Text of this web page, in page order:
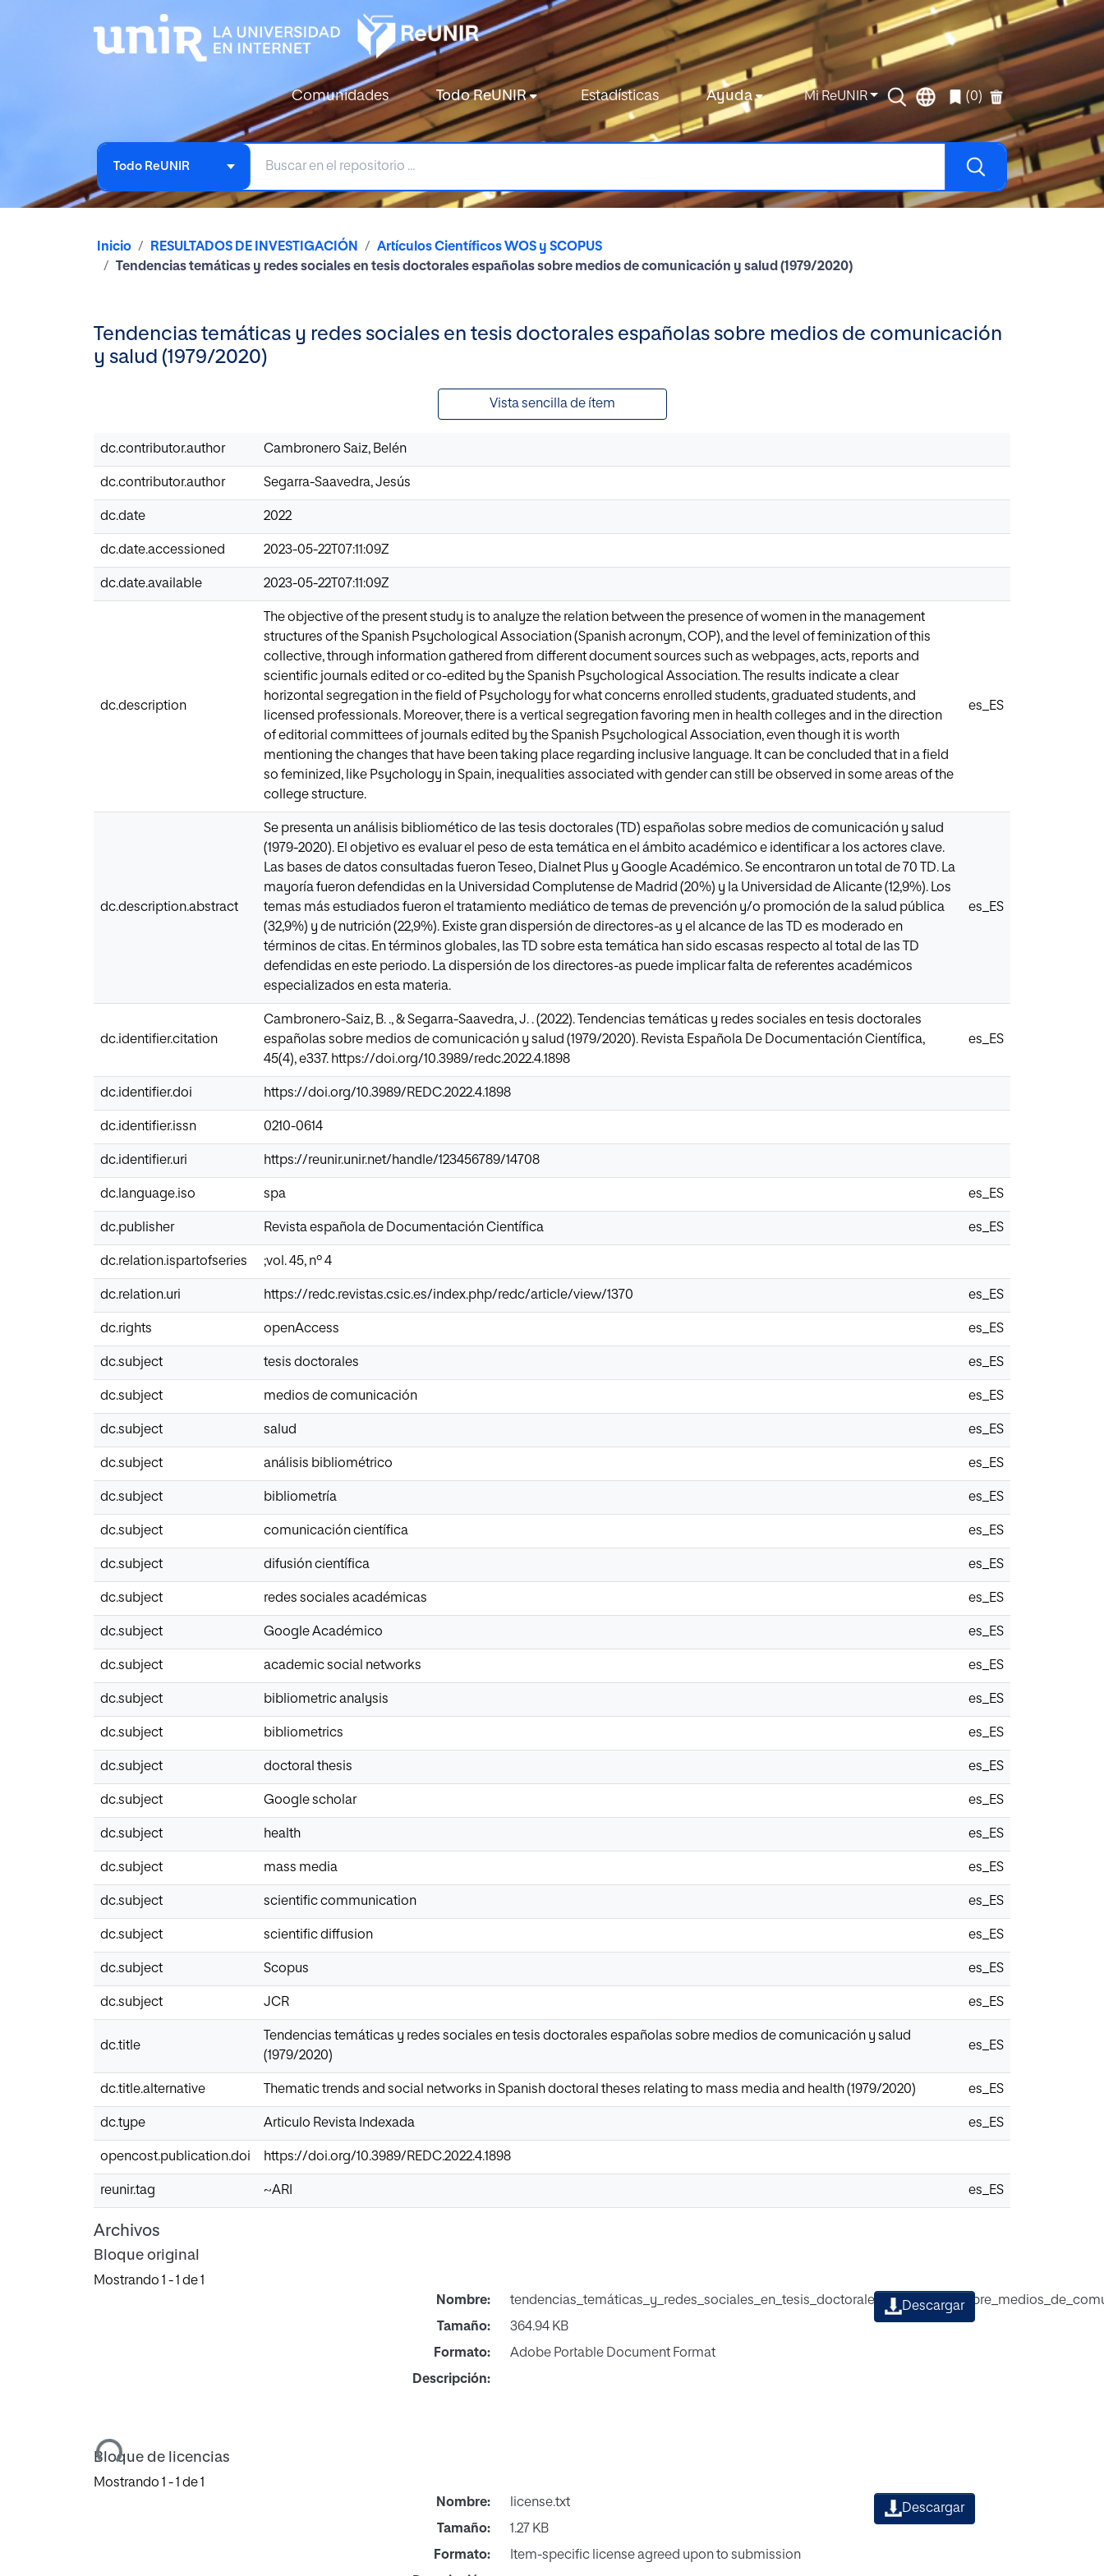
Comunidades Todo ReUNIR Estadísticas Ayuda Mi ReUNIR (0)
Todo ReUNIR
Inicio RESULTADOS DE INVESTIGACIÓN
Artículos Científicos WOS y SCOPUS
Tendencias temáticas y redes sociales en tesis doctorales españolas sobre medios de comunicación y salud (1979/2020)
Tendencias temáticas y redes sociales en tesis doctorales españolas sobre medios de comunicación
y salud (1979/2020)
Vista sencilla de ítem
dc.contributor.author Cambronero Saiz, Belén
dc.contributor.author Segarra-Saavedra, Jesús
dc.date 2022
dc.date.accessioned 2023-05-22T07:11:09Z
dc.date.available 2023-05-22T07:11:09Z
dc.description
The objective of the present study is to analyze the relation between the presence of women in the management
structures of the Spanish Psychological Association (Spanish acronym, COP), and the level of feminization of this
collective, through information gathered from different document sources such as webpages, acts, reports and
scientific journals edited or co-edited by the Spanish Psychological Association. The results indicate a clear
horizontal segregation in the field of Psychology for what concerns enrolled students, graduated students, and
licensed professionals. Moreover, there is a vertical segregation favoring men in health colleges and in the direction
of editorial committees of journals edited by the Spanish Psychological Association, even though it is worth
mentioning the changes that have been taking place regarding inclusive language. It can be concluded that in a field
so feminized, like Psychology in Spain, inequalities associated with gender can still be observed in some areas of the
college structure.
es_ES
dc.description.abstract
Se presenta un análisis bibliomético de las tesis doctorales (TD) españolas sobre medios de comunicación y salud
(1979-2020). El objetivo es evaluar el peso de esta temática en el ámbito académico e identificar a los actores clave.
Las bases de datos consultadas fueron Teseo, Dialnet Plus y Google Académico. Se encontraron un total de 70 TD. La
mayoría fueron defendidas en la Universidad Complutense de Madrid (20%) y la Universidad de Alicante (12,9%). Los
temas más estudiados fueron el tratamiento mediático de temas de prevención y/o promoción de la salud pública
(32,9%) y de nutrición (22,9%). Existe gran dispersión de directores-as y el alcance de las TD es moderado en
términos de citas. En términos globales, las TD sobre esta temática han sido escasas respecto al total de las TD
defendidas en este periodo. La dispersión de los directores-as puede implicar falta de referentes académicos
especializados en esta materia.
es_ES
dc.identifier.citation
Cambronero-Saiz, B. ., & Segarra-Saavedra, J. . (2022). Tendencias temáticas y redes sociales en tesis doctorales
españolas sobre medios de comunicación y salud (1979/2020). Revista Española De Documentación Científica,
45(4), e337. https://doi.org/10.3989/redc.2022.4.1898
es_ES
dc.identifier.doi https://doi.org/10.3989/REDC.2022.4.1898
dc.identifier.issn 0210-0614
dc.identifier.uri https://reunir.unir.net/handle/123456789/14708
dc.language.iso spa es_ES
dc.publisher Revista española de Documentación Científica es_ES
dc.relation.ispartofseries ;vol. 45, nº 4
dc.relation.uri https://redc.revistas.csic.es/index.php/redc/article/view/1370 es_ES
dc.rights openAccess es_ES
dc.subject tesis doctorales es_ES
dc.subject medios de comunicación es_ES
dc.subject salud es_ES
dc.subject análisis bibliométrico es_ES
dc.subject bibliometría es_ES
dc.subject comunicación científica es_ES
dc.subject difusión científica es_ES
dc.subject redes sociales académicas es_ES
dc.subject Google Académico es_ES
dc.subject academic social networks es_ES
dc.subject bibliometric analysis es_ES
dc.subject bibliometrics es_ES
dc.subject doctoral thesis es_ES
dc.subject Google scholar es_ES
dc.subject health es_ES
dc.subject mass media es_ES
dc.subject scientific communication es_ES
dc.subject scientific diffusion es_ES
dc.subject Scopus es_ES
dc.subject JCR es_ES
dc.title
Tendencias temáticas y redes sociales en tesis doctorales españolas sobre medios de comunicación y salud
(1979/2020)
es_ES
dc.title.alternative Thematic trends and social networks in Spanish doctoral theses relating to mass media and health (1979/2020) es_ES
dc.type Articulo Revista Indexada es_ES
opencost.publication.doi https://doi.org/10.3989/REDC.2022.4.1898
reunir.tag ~ARI es_ES
Archivos
Bloque original
Mostrando 1 - 1 de 1
Cargando...
Nombre:
Tamaño:
364.94 KB
Formato:
Adobe Portable Document Format
Descripción:
Descargar
Bloque de licencias
Mostrando 1 - 1 de 1
Nombre:
license.txt
Tamaño:
1.27 KB
Formato:
Item-specific license agreed upon to submission
Descargar